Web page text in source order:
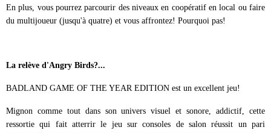
En plus, vous pourrez parcourir des niveaux en coopératif en local ou faire
du multijoueur (jusqu'à quatre) et vous affrontez! Pourquoi pas!
La relève d'Angry Birds?...
BADLAND GAME OF THE YEAR EDITION est un excellent jeu!
Mignon comme tout dans son univers visuel et sonore, addictif, cette
ressortie qui fait atterrir le jeu sur consoles de salon réussit un pari